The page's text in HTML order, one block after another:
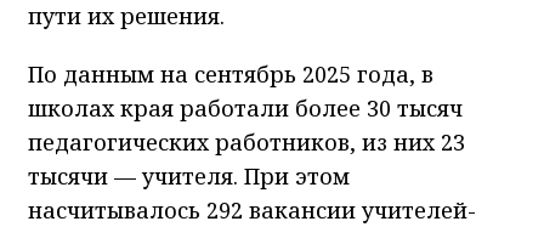
пути их решения.
По данным на сентябрь 2025 года, в
школах края работали более 30 тысяч
педагогических работников, из них 23
тысячи — учителя. При этом
насчитывалось 292 вакансии учителей-